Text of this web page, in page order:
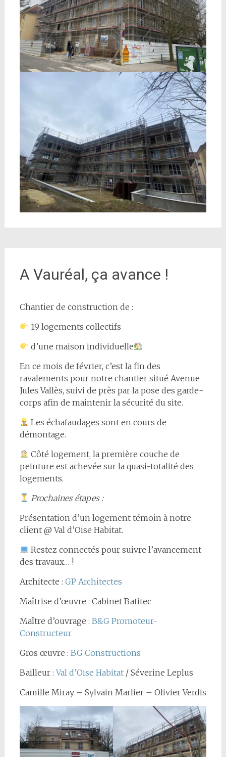
A Vauréal, ça avance !
Chantier de construction de :
19 logements collectifs
d’une maison individuelle
En ce mois de février, c’est la fin des
ravalements pour notre chantier situé Avenue
Jules Vallès, suivi de près par la pose des garde-
corps afin de maintenir la sécurité du site.
Les échafaudages sont en cours de
démontage.
Côté logement, la première couche de
peinture est achevée sur la quasi-totalité des
logements.
Prochaines étapes:
Présentation d’un logement témoin à notre
client @ Val d’Oise Habitat.
Restez connectés pour suivre l’avancement
des travaux… !
Architecte : GP Architectes
Maîtrise d’œuvre : Cabinet Batitec
Maître d’ouvrage : B&G Promoteur-
Constructeur
Gros œuvre : BG Constructions
Bailleur :Val d’Oise Habitat/ Séverine Leplus
Camille Miray – Sylvain Marlier – Olivier Verdis